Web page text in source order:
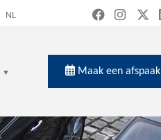
NL
Maak een afspaak